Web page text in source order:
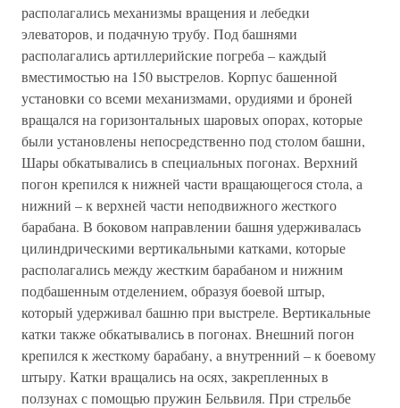
располагались механизмы вращения и лебедки
элеваторов, и подачную трубу. Под башнями
располагались артиллерийские погреба – каждый
вместимостью на 150 выстрелов. Корпус башенной
установки со всеми механизмами, орудиями и броней
вращался на горизонтальных шаровых опорах, которые
были установлены непосредственно под столом башни,
Шары обкатывались в специальных погонах. Верхний
погон крепился к нижней части вращающегося стола, а
нижний – к верхней части неподвижного жесткого
барабана. В боковом направлении башня удерживалась
цилиндрическими вертикальными катками, которые
располагались между жестким барабаном и нижним
подбашенным отделением, образуя боевой штыр,
который удерживал башню при выстреле. Вертикальные
катки также обкатывались в погонах. Внешний погон
крепился к жесткому барабану, а внутренний – к боевому
штыру. Катки вращались на осях, закрепленных в
ползунах с помощью пружин Бельвиля. При стрельбе